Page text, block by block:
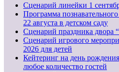
Cценарий линейки 1
Программа
22 августа в детском саду
Сценарий праздника двора
Сценарий игрового
2026 для детей
Кейтеринг на день
любое количество гостей